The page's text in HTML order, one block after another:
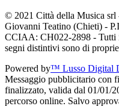
© 2021 Città della Musica srl
Giovanni Teatino (Chieti) -
CCIAA: CH022-2898 - Tutti
segni distintivi sono di
Powered by™ Lusso Digital
Messaggio pubblicitario con
finalizzato, valida dal 01/01/
percorso online. Salvo